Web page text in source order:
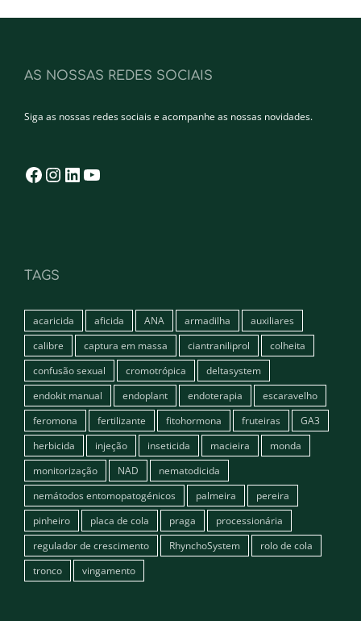
AS NOSSAS REDES SOCIAIS
Siga as nossas redes sociais e acompanhe as nossas novidades.
Facebook
Instagram
LinkedIn
TAGS
acaricida aficida ANA armadilha
auxiliares
calibre
captura em massa ciantraniliprol
colheita
confusão sexual
cromotrópica
deltasystem
endokit manual
endoplant endoterapia
escaravelho
feromona
fertilizante fitohormona fruteiras
GA3
herbicida
injeção inseticida macieira
monda
monitorização
NAD
nematodicida
nemátodos entomopatogénicos
palmeira
pereira
pinheiro
placa de cola praga
processionária
regulador de crescimento
RhynchoSystem
rolo de cola
tronco
vingamento